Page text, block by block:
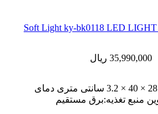
35,990,000 ریال
قدرت:300 وات ابعاد:28 × 40 × 3.2 سانتی متری دمای